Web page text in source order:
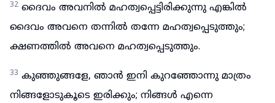
32 ദൈവം അവനിൽ മഹത്വപ്പെട്ടിരിക്കുന്നു എങ്കിൽ
ദൈവം അവനെ തന്നിൽ തന്നേ മഹത്വപ്പെടുത്തും;
ക്ഷണത്തിൽ അവനെ മഹത്വപ്പെടുത്തും.
33 കുഞ്ഞുങ്ങളേ, ഞാൻ ഇനി കുറഞ്ഞോന്നു മാത്രം
നിങ്ങളോടുകൂടെ ഇരിക്കും; നിങ്ങൾ എന്നെ